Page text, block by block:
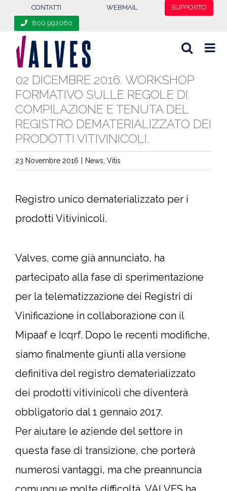
CONTATTI WEBMAIL SUPPORTO
800.992060
02 DICEMBRE 2016. WORKSHOP
FORMATIVO SULLE REGOLE DI
COMPILAZIONE E TENUTA DEL
REGISTRO DEMATERIALIZZATO DEI
PRODOTTI VITIVINICOLI.
23 Novembre 2016 News Vitis
Registro unico dematerializzato per i
prodotti Vitivinicoli.
Valves, come già annunciato, ha
partecipato alla fase di sperimentazione
per la telematizzazione dei Registri di
Vinificazione in collaborazione con il
Mipaaf e Icqrf. Dopo le recenti modifiche,
siamo finalmente giunti alla versione
definitiva del registro dematerializzato
dei prodotti vitivinicoli che diventerà
obbligatorio dal 1 gennaio 2017.
Per aiutare le aziende del settore in
questa fase di transizione, che porterà
numerosi vantaggi, ma che preannuncia